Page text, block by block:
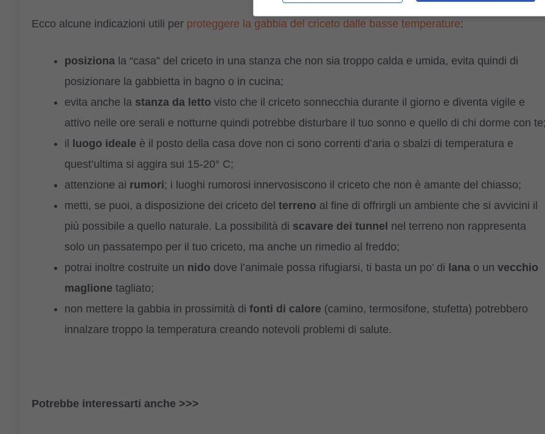
Ecco alcune indicazioni utili per proteggere la gabbia del criceto dalle basse temperature:
posiziona la “casa” del criceto in una stanza che non sia troppo calda e umida, evita quindi di
posizionare la gabbietta in bagno o in cucina;
evita anche la stanza da letto visto che il criceto sonnecchia durante il giorno e diventa vigile e
attivo nelle ore serali e notturne quindi potrebbe disturbare il tuo sonno e quello di chi dorme con
il
luogo ideale è il posto della casa dove non ci sono correnti d’aria o sbalzi di temperatura e
quest’ultima si aggira sui 15-20° C;
attenzione ai rumori; i luoghi rumorosi innervosiscono il criceto che non è amante del chiasso;
metti, se puoi, a disposizione dei criceto del terreno al fine di offrirgli un ambiente che si avvicini il
più possibile a quello naturale. La possibilità di scavare dei tunnel nel terreno non rappresenta
solo un passatempo per il tuo criceto, ma anche un rimedio al freddo;
potrai inoltre costruite un nido dove l’animale possa rifugiarsi, ti basta un po’ di lana o un vecchio
maglione tagliato;
non mettere la gabbia in prossimità di fonti di calore (camino, termosifone, stufetta) potrebbero
innalzare troppo la temperatura creando notevoli problemi di salute.
Potrebbe interessarti anche >>>